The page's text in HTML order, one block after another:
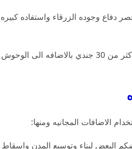
وجوده الزرقاء واستفاده كبيره
يمكنك التعرف على الوطن وطريقه تدريب الجنود. لكن
الاضافات المجانيه ومنها:
البعض لبناء وتوسيع المدن